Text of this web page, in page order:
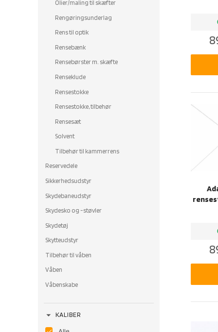
Olier/maling til skæfter
Rengøringsunderlag
Rens til optik
Rensebænk
Rensebørster m. skæfte
Renseklude
Rensestokke
Rensestokke, tilbehør
Rensesæt
Solvent
Tilbehør til kammerrens
Reservedele
Sikkerhedsudstyr
Skydebaneudstyr
Skydesko og -støvler
Skydetøj
Skytteudstyr
Tilbehør til våben
Våben
Våbenskabe
arrow_drop_down KALIBER